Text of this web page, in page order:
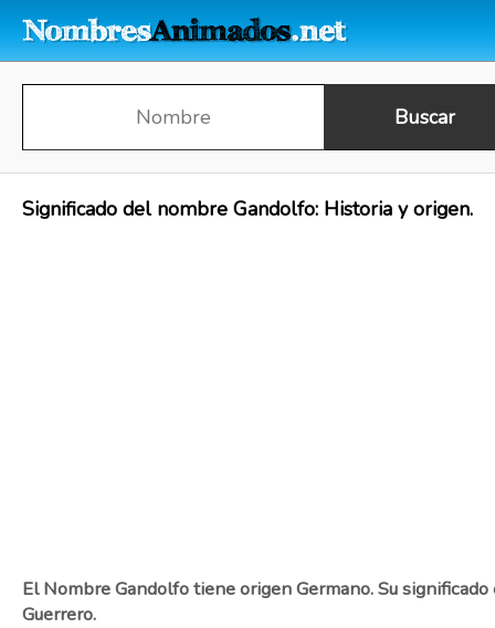
Significado del nombre Gandolfo: Historia y origen.
El Nombre Gandolfo tiene origen Germano. Su significado
Guerrero.